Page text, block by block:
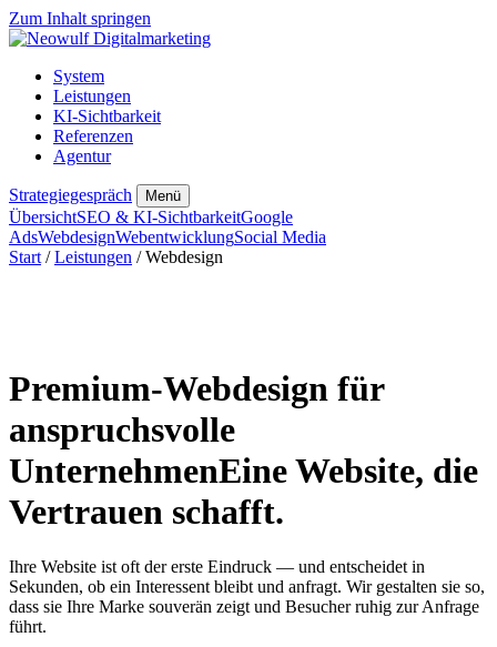
Zum Inhalt springen
System
Leistungen
KI-Sichtbarkeit
Referenzen
Agentur
Strategiegespräch Menü
ÜbersichtSEO & KI-SichtbarkeitGoogle
AdsWebdesignWebentwicklungSocial Media
Start /Leistungen / Webdesign
Premium-Webdesign für
anspruchsvolle
UnternehmenEine Website, die
Vertrauen schafft.
Ihre Website ist oft der erste Eindruck — und entscheidet in
Sekunden, ob ein Interessent bleibt und anfragt. Wir gestalten sie so,
dass sie Ihre Marke souverän zeigt und Besucher ruhig zur Anfrage
führt.